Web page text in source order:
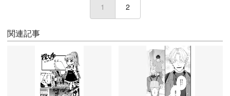
1 (current)
2
関連記事